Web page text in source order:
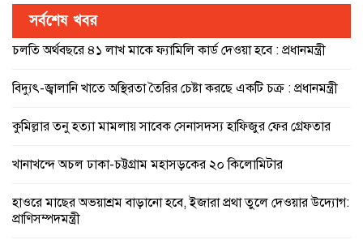
সর্বশেষ খবর
চলতি অর্থবছরে ৪১ লাখ মাকে ফ্যামিলি কার্ড দেওয়া হবে : প্রধানমন্ত্রী
বিদ্যুৎ-জ্বালানি খাতে অস্থিরতা তৈরির চেষ্টা করছে একটি চক্র : প্রধানমন্ত্রী
কুমিল্লার তনু হত্যা মামলায় সাবেক সেনাসদস্য হাফিজুর ফের গ্রেফতার
খানাখন্দে অচল ঢাকা-চট্টগ্রাম মহাসড়কের ২০ কিলোমিটার
হাওরে মাছের অভয়াশ্রম বাড়ানো হবে, ইজারা প্রথা তুলে দেওয়ার উদ্যোগ:
প্রাণিসম্পদমন্ত্রী